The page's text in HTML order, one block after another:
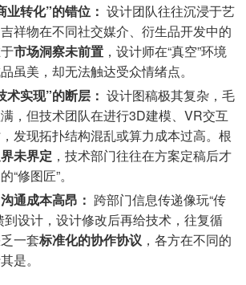
业转化”的错位： 设计团队往往沉浸于艺
祥物在不同社交媒介、衍生品开发中的
市场洞察未前置 ，设计师在“真空”环境
虽美，却无法触达受众情绪点。
术实现”的断层： 设计图稿极其复杂，毛
，但技术团队在进行3D建模、VR交互
发现拓扑结构混乱或算力成本过高。根
未界定 ，技术部门往往在方案定稿后才
“修图匠”。
通成本高昂： 跨部门信息传递像玩“传
到设计，设计修改后再给技术，往复循
一套标准化的协作协议 ，各方在不同的
是。